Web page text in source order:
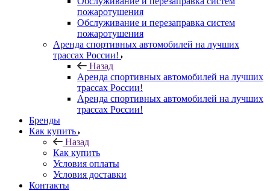
пожаротушения
Обслуживание и перезаправка систем
пожаротушения
Аренда спортивных автомобилей на лучших
трассах России!
Назад
Аренда спортивных автомобилей на лучших
трассах России!
Аренда спортивных автомобилей на лучших
трассах России!
Бренды
Как купить
Назад
Как купить
Условия оплаты
Условия доставки
Контакты